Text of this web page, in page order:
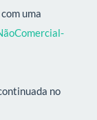
uma
no